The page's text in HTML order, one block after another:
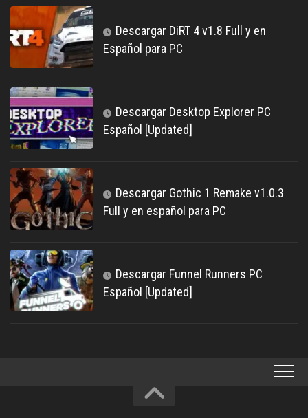
Descargar DiRT 4 v1.8 Full y en
Español para PC
Descargar Desktop Explorer PC
Español [Updated]
Descargar Gothic 1 Remake v1.0.3
Full y en español para PC
Descargar Funnel Runners PC
Español [Updated]